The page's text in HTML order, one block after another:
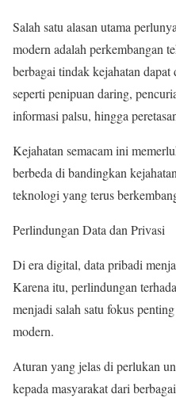
Salah satu alasan utama
modern adalah perkembangan
berbagai tindak kejahatan
seperti penipuan daring,
informasi palsu, hingga
Kejahatan semacam ini
berbeda di bandingkan
teknologi yang terus
Perlindungan Data dan Privasi
Di era digital, data pribadi
Karena itu, perlindungan
menjadi salah satu fokus
modern.
Aturan yang jelas di perlukan
kepada masyarakat dari